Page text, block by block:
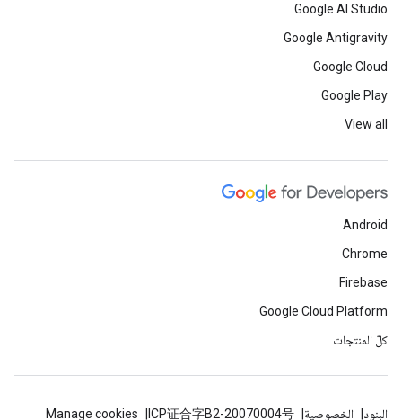
Google AI Studio
Google Antigravity
Google Cloud
Google Play
View all
Android
Chrome
Firebase
Google Cloud Platform
كلّ المنتجات
البنود الخصوصية ICP证合字B2-20070004号
Manage cookies